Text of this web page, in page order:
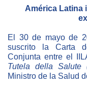
EUROFRONT
AL-INVEST
MEDIOS
América Latina
El 30 de mayo de
suscrito la Carta
Conjunta entre el
Tutela della Salute
Ministro de la Salud